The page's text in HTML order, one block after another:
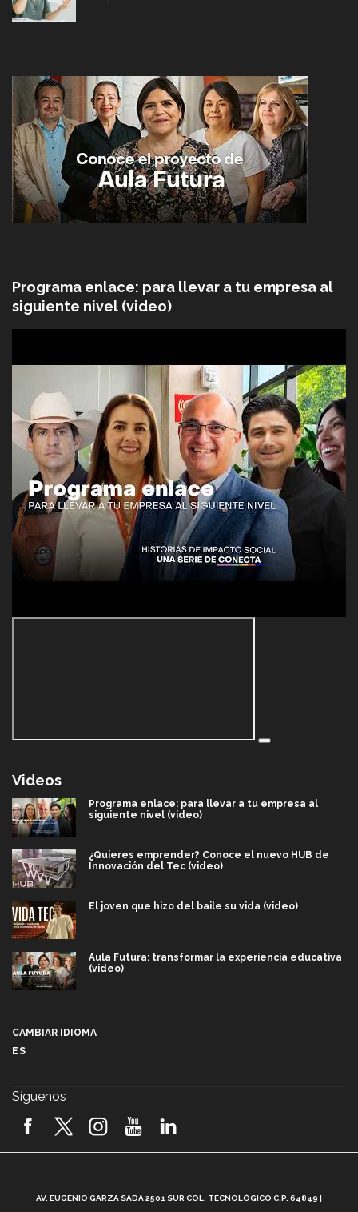
Programa enlace: para llevar a tu empresa al
siguiente nivel (video)
Videos
Programa enlace: para llevar a tu empresa al
siguiente nivel (video)
¿Quieres emprender? Conoce el nuevo HUB de
Innovación del Tec (video)
El joven que hizo del baile su vida (video)
Aula Futura: transformar la experiencia educativa
(video)
2026! (video)
CAMBIAR IDIOMA
ES
Síguenos
AV. EUGENIO GARZA SADA 2501 SUR COL. TECNOLÓGICO C.P. 64849 |